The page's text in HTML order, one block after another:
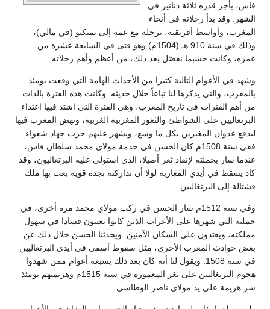
فاس، بأجر قدره ثلاثة دنانير في
الشهر. وقد بدأ رحلاته في أنحاء
المغرب، وأواسط أفريقية، برحلة مع عمه إلى تمبكتو (في مالي)،
وذلك في سنة 910 هـ (1504م) وهو فتى في السابعة عشرة من
عمره، وكانت حسبما نفصّل بعد ذلك، من أعظم وأهم رحلاته.
وشهد في الأعوام التالية كثيرا من الأحداث الهامة التي وقعت يومئذ
بالمغرب، والتي يذكرها لنا تباعاً خلال حديثه. وكانت هذه الفترة بالذات
من أهم الفترات في تاريخ المغرب، وهي الفترة التي اشتد فيها اعتداء
البرتغاليين على الشواطئ والثغور المغربية الغربية، ونهض المغرب فيها
ليدفع عدوان المغيرين بكل ما وسع، ويشهر عليهم حرب جهاد شعواء.
ففي سنة 1508م كان الحسن في خدمة مولاي محمد سلطان فاس،
عندما سار بحملته لإنقاذ ثغر أصيلا، الذي استولى عليه البرتغاليون، وقد
كاد يسقط في أيدي المغاربة لولا أن تداركته نجدة قوية بعث بها ملك
قشتالة إلى البرتغاليين.
وفي سنة 1512م سار الحسن في ركب مولاي محمد مرة أخرى، في
حملته التي شهرها على الأعراب الذين كانوا يعيثون فسادا في سهول
مملكته، ويعتدون على السكان الآمنين. ويحدثنا الحسن خلال ذلك عن
بعض حوادث المغرب الأخرى، مثل سقوط آسفي في أيدي البرتغاليين
في سنة 1508. ويقول لنا أنه كان بعد ذلك بسبعة أعوام ممن شهدوا
هجوم البرتغاليين على ثغر المعمورة في سنة 1515م وهزيمتهم يومئذ
شر هزيمة على يد مولاي ناصر الوطاسي.